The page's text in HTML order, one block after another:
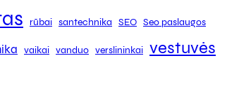
rūbai santechnika SEO Seo paslaugos
vaikai vanduo verslininkai vestuvės